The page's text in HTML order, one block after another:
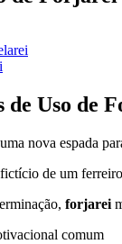
de Uso de
uma nova espada
de um
forjarei
comum